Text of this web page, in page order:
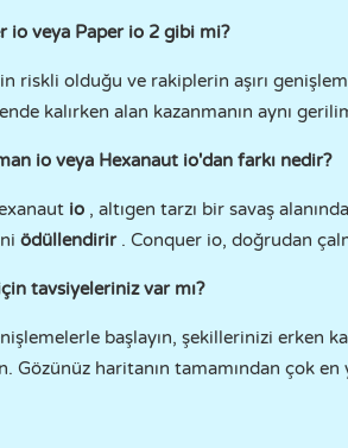
io veya Paper io 2 gibi mi?
riskli olduğu ve rakiplerin aşırı
kalırken alan kazanmanın aynı
io veya Hexanaut io'dan farkı nedir?
io , altıgen tarzı bir savaş
ödüllendirir . Conquer io, doğrudan
tavsiyeleriniz var mı?
başlayın, şekillerinizi erken
Gözünüz haritanın tamamından çok